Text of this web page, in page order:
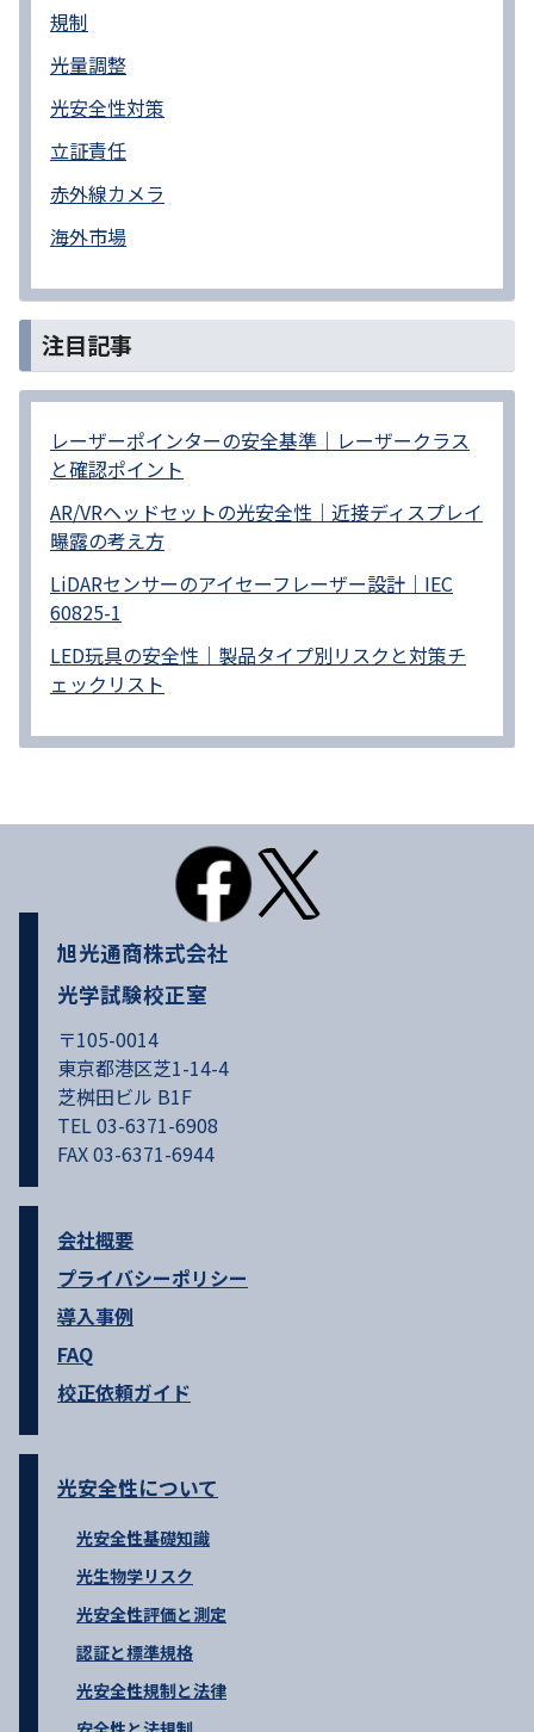
規制
光量調整
光安全性対策
立証責任
赤外線カメラ
海外市場
注目記事
レーザーポインターの安全基準｜レーザークラス
と確認ポイント
AR/VRヘッドセットの光安全性｜近接ディスプレイ
曝露の考え方
LiDARセンサーのアイセーフレーザー設計｜IEC
60825-1
LED玩具の安全性｜製品タイプ別リスクと対策チ
ェックリスト
旭光通商株式会社
光学試験校正室
〒105-0014
東京都港区芝1-14-4
芝桝田ビル B1F
TEL 03-6371-6908
FAX 03-6371-6944
会社概要
プライバシーポリシー
導入事例
FAQ
校正依頼ガイド
光安全性について
光安全性基礎知識
光生物学リスク
光安全性評価と測定
認証と標準規格
光安全性規制と法律